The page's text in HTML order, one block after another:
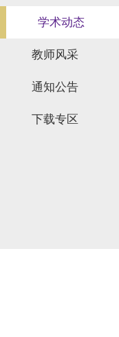
学术动态
教师风采
通知公告
下载专区